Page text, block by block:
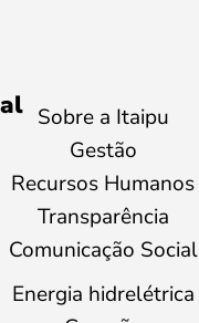
Sobre a Itaipu
Gestão
Recursos Humanos
Transparência
Comunicação Social
Energia hidrelétrica